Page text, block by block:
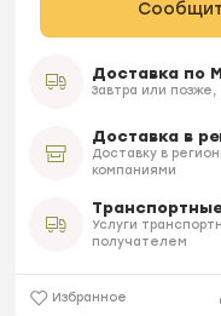
Доставка по
Завтра или позже,
Доставка в
Доставку в
компаниями
Услуги
получателем
Избранное